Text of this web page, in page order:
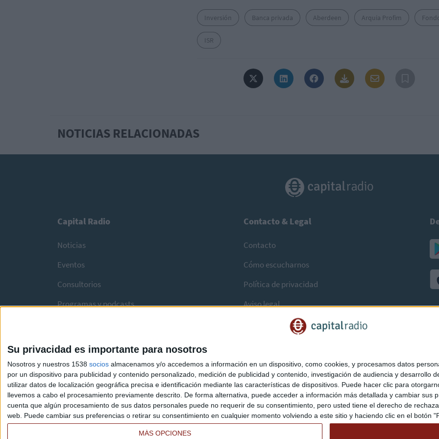
Su privacidad es importante para nosotros
Nosotros y nuestros 1538 socios almacenamos y/o accedemos a información en un dispositivo, como cookies, y procesamos datos
por un dispositivo para publicidad y contenido personalizado, medición de publicidad y contenido, investigación de audiencia y desarrollo
utilizar datos de localización geográfica precisa e identificación mediante las características de dispositivos. Puede hacer clic para
llevemos a cabo el procesamiento previamente descrito. De forma alternativa, puede acceder a información más detallada y cambiar sus
cuenta que algún procesamiento de sus datos personales puede no requerir de su consentimiento, pero usted tiene el derecho de
web. Puede cambiar sus preferencias o retirar su consentimiento en cualquier momento volviendo a este sitio y haciendo clic en el botón
MÁS OPCIONES
Inversión Banca privada Aberdeen Arquia Profim
ISR
NOTICIAS RELACIONADAS
Capital Radio
Noticias
Eventos
Consultorios
Programas y podcasts
Contacto & Legal
Contacto
Cómo escucharnos
Política de privacidad
Aviso legal